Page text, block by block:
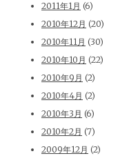
2011年1月 (6)
2010年12月 (20)
2010年11月 (30)
2010年10月 (22)
2010年9月 (2)
2010年4月 (2)
2010年3月 (6)
2010年2月 (7)
2009年12月 (2)